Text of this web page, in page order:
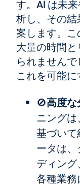
す。AI は未
析し、その
案します。こ
大量の時間
られません
これを可能に
🚫高度な
ニング
基づい
ータは
ディング
各種業務